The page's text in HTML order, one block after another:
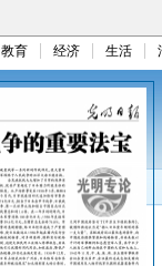
教育 经济 生活